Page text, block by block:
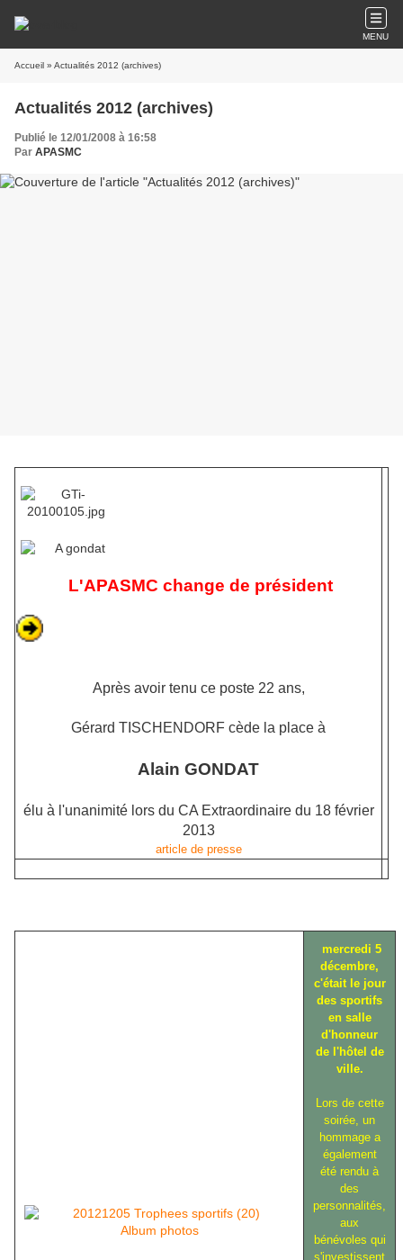
MENU
Accueil » Actualités 2012 (archives)
Actualités 2012 (archives)
Publié le 12/01/2008 à 16:58
Par APASMC
L'APASMC change de président
Après avoir tenu ce poste 22 ans,
Gérard TISCHENDORF cède la place à
Alain GONDAT
élu à l'unanimité lors du CA Extraordinaire du 18 février
2013
article de presse
Album photos
mercredi 5
décembre,
c'était le jour
des sportifs
en salle
d'honneur
de l'hôtel de
ville.
Lors de cette
soirée, un
hommage a
également
été rendu à
des
personnalités,
aux
bénévoles qui
s'investissent